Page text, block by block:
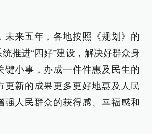
未来五年，各地按照《规划》的
推进“四好”建设，解决好群众身
键小事，办成一件件惠及民生的
更新的成果更多更好地惠及人民
强人民群众的获得感、幸福感和